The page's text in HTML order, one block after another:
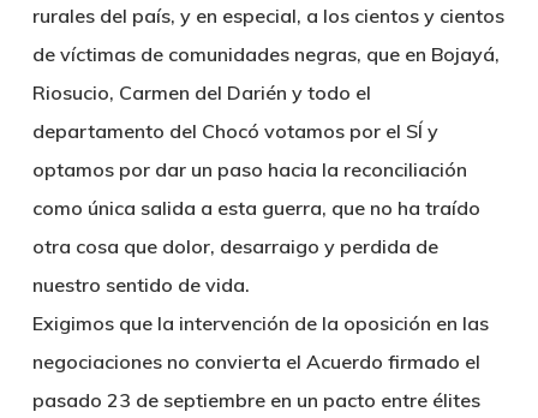
rurales del país, y en especial, a los cientos y cientos
de víctimas de comunidades negras, que en Bojayá,
Riosucio, Carmen del Darién y todo el
departamento del Chocó votamos por el SÍ y
optamos por dar un paso hacia la reconciliación
como única salida a esta guerra, que no ha traído
otra cosa que dolor, desarraigo y perdida de
nuestro sentido de vida.
Exigimos que la intervención de la oposición en las
negociaciones no convierta el Acuerdo firmado el
pasado 23 de septiembre en un pacto entre élites